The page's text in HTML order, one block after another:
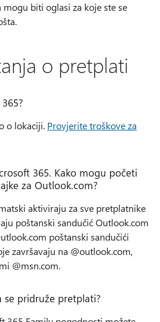
biti oglasi za koje ste se
o pretplati
o lokaciji. Provjerite troškove za
365. Kako mogu početi
za Outlook.com?
aktiviraju za sve pretplatnike
poštanski sandučić Outlook.com
poštanski sandučići
završavaju na @outlook.com,
@msn.com.
se pridruže pretplati?